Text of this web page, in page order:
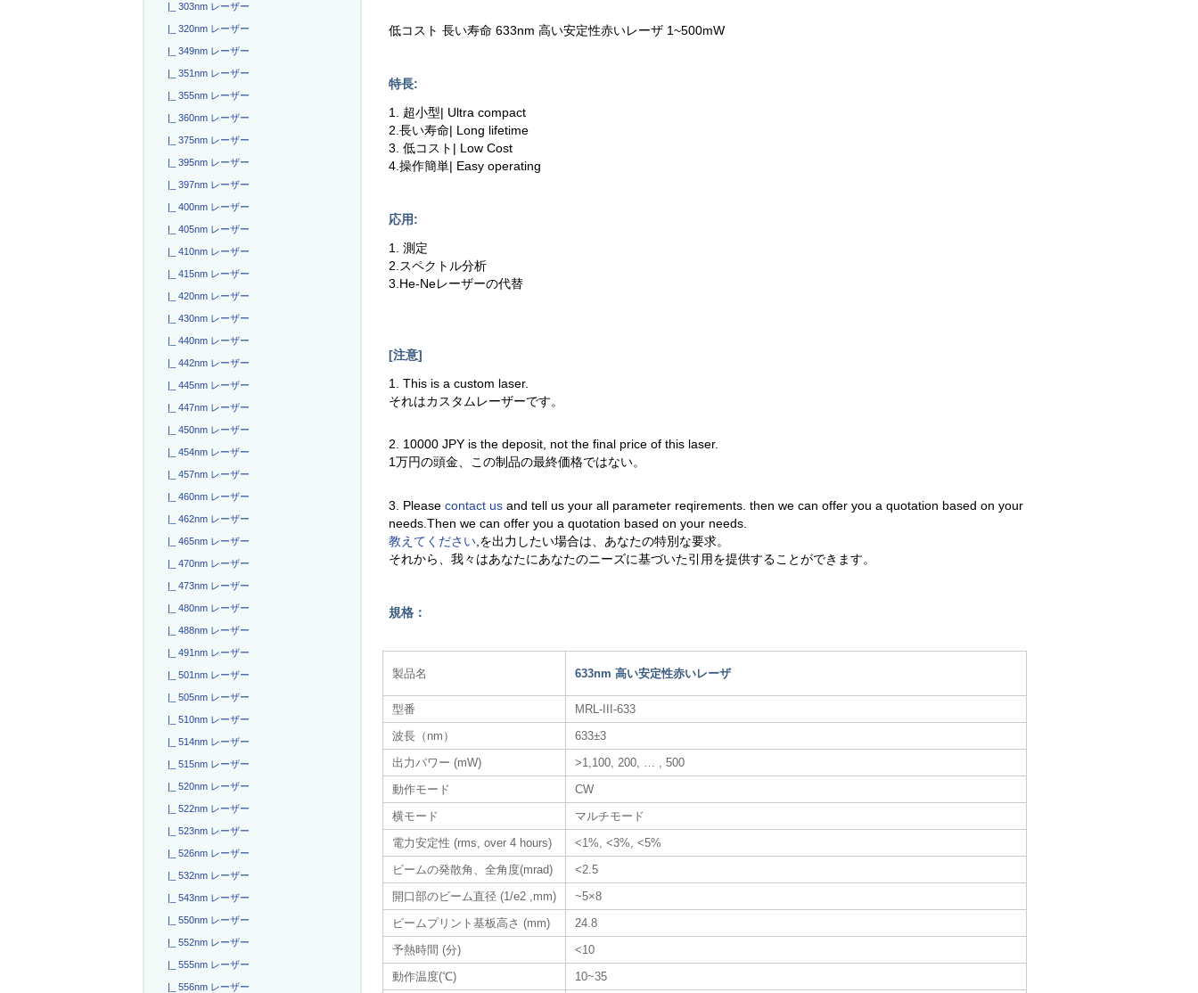
|_ 303nm レーザー
|_ 320nm レーザー
|_ 349nm レーザー
|_ 351nm レーザー
|_ 355nm レーザー
|_ 360nm レーザー
|_ 375nm レーザー
|_ 395nm レーザー
|_ 397nm レーザー
|_ 400nm レーザー
|_ 405nm レーザー
|_ 410nm レーザー
|_ 415nm レーザー
|_ 420nm レーザー
|_ 430nm レーザー
|_ 440nm レーザー
|_ 442nm レーザー
|_ 445nm レーザー
|_ 447nm レーザー
|_ 450nm レーザー
|_ 454nm レーザー
|_ 457nm レーザー
|_ 460nm レーザー
|_ 462nm レーザー
|_ 465nm レーザー
|_ 470nm レーザー
|_ 473nm レーザー
|_ 480nm レーザー
|_ 488nm レーザー
|_ 491nm レーザー
|_ 501nm レーザー
|_ 505nm レーザー
|_ 510nm レーザー
|_ 514nm レーザー
|_ 515nm レーザー
|_ 520nm レーザー
|_ 522nm レーザー
|_ 523nm レーザー
|_ 526nm レーザー
|_ 532nm レーザー
|_ 543nm レーザー
|_ 550nm レーザー
|_ 552nm レーザー
|_ 555nm レーザー
|_ 556nm レーザー
低コスト 長い寿命 633nm 高い安定性赤いレーザ 1~500mW
特長:
1. 超小型| Ultra compact
2.長い寿命| Long lifetime
3. 低コスト| Low Cost
4.操作簡単| Easy operating
応用:
1. 測定
2.スペクトル分析
3.He-Neレーザーの代替
[注意]
1. This is a custom laser.
それはカスタムレーザーです。
2. 10000 JPY is the deposit, not the final price of this laser.
1万円の頭金、この制品の最終価格ではない。
3. Pleasecontact usand tell us your all parameter reqirements. then we can offer you a quotation based on your
needs.Then we can offer you a quotation based on your needs.
教えてください ,を出力したい場合は、あなたの特別な要求。
それから、我々はあなたにあなたのニーズに基づいた引用を提供することができます。
規格：
製品名 633nm 高い安定性赤いレーザ
型番
MRL-III-633
波長（nm）
633±3
出力パワー (mW)
>1,100, 200, … , 500
動作モード
CW
横モード
マルチモード
電力安定性 (rms, over 4 hours)
<1%, <3%, <5%
ビームの発散角、全角度(mrad)
<2.5
開口部のビーム直径 (1/e2 ,mm)
~5×8
ビームプリント基板高さ (mm)
24.8
予熱時間 (分)
<10
動作温度(℃)
10~35